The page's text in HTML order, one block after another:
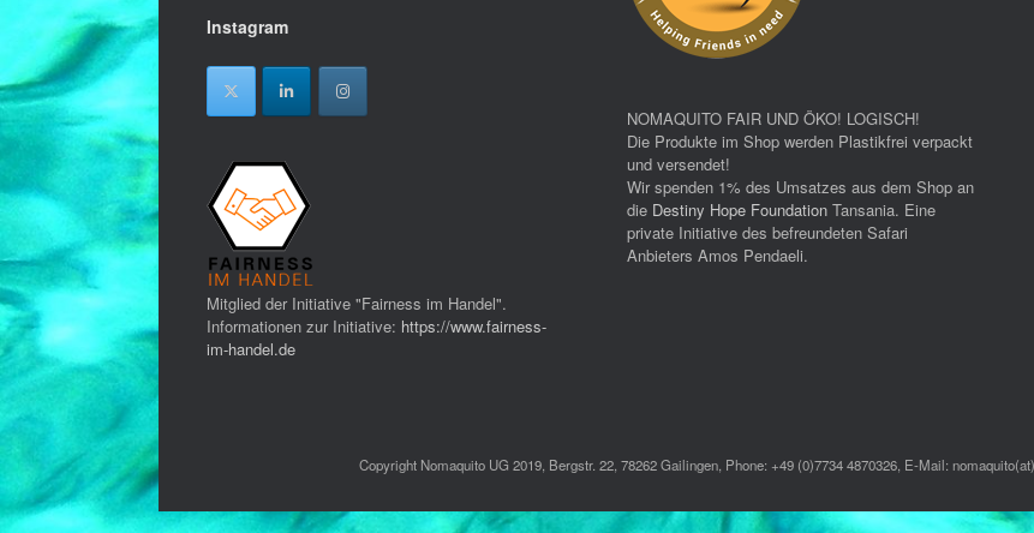
Instagram
Mitglied der Initiative "Fairness im Handel".
Informationen zur Initiative: https://www.fairness-
im-handel.de
NOMAQUITO FAIR UND ÖKO! LOGISCH!
Die Produkte im Shop werden Plastikfrei verpackt
und versendet!
Wir spenden 1% des Umsatzes aus dem Shop an
die Destiny Hope Foundation Tansania. Eine
private Initiative des befreundeten Safari
Anbieters Amos Pendaeli.
Copyright Nomaquito UG 2019, Bergstr. 22, 78262 Gailingen, Phone: +49 (0)7734 4870326, E-Mail: